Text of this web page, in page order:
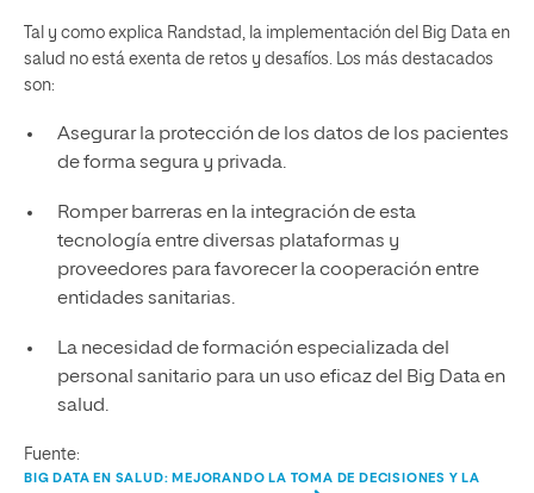
Tal y como explica Randstad, la implementación del Big Data en
salud no está exenta de retos y desafíos. Los más destacados
son:
Asegurar la protección de los datos de los pacientes
de forma segura y privada.
Romper barreras en la integración de esta
tecnología entre diversas plataformas y
proveedores para favorecer la cooperación entre
entidades sanitarias.
La necesidad de formación especializada del
personal sanitario para un uso eficaz del Big Data en
salud.
Fuente:
BIG DATA EN SALUD: MEJORANDO LA TOMA DE DECISIONES Y LA